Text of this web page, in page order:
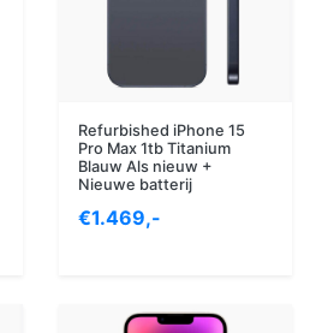
Refurbished iPhone 15
Pro Max 1tb Titanium
Blauw Als nieuw +
Nieuwe batterij
€1.469,-